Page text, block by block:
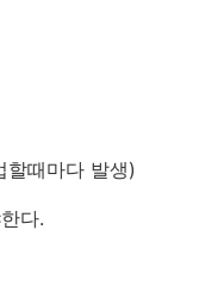
때마다 발생)
다.